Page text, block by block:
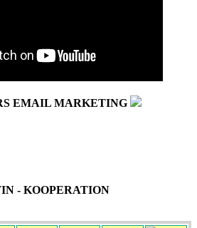
EMAIL MARKETING
- KOOPERATION